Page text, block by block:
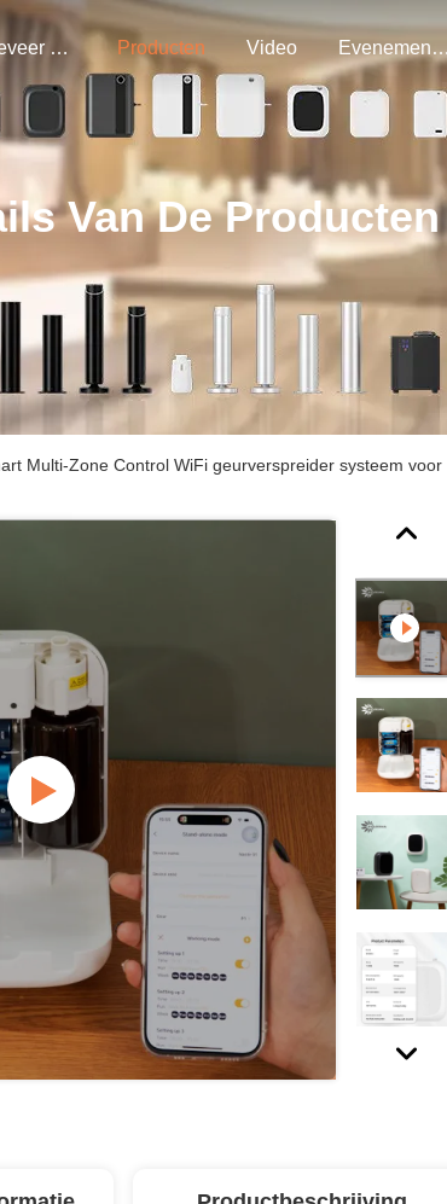
Ongeveer Ons Producten Video
Van De Producten
Multi-Zone Control WiFi geurverspreider systeem